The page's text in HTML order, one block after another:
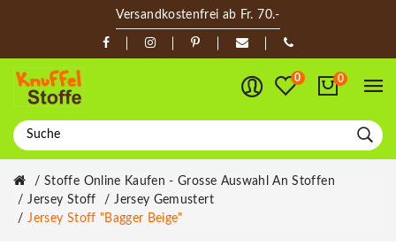
Versandkostenfrei ab Fr. 70.-
0 0
Stoffe Online Kaufen - Grosse Auswahl An Stoffen
Jersey Stoff
Jersey Gemustert
Jersey Stoff "Bagger Beige"